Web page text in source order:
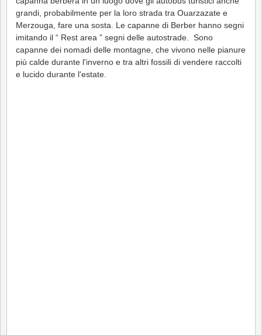
grandi, probabilmente per la loro strada tra Ouarzazate e
Merzouga, fare una sosta. Le capanne di Berber hanno segni
imitando il “ Rest area ” segni delle autostrade. Sono
capanne dei nomadi delle montagne, che vivono nelle pianure
più calde durante l'inverno e tra altri fossili di vendere raccolti
e lucido durante l'estate.